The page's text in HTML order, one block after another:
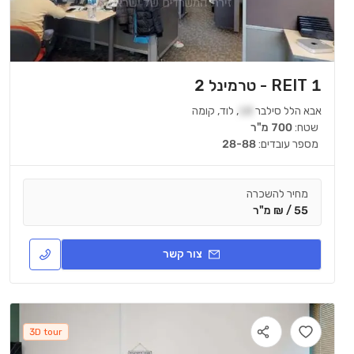
REIT 1 - טרמינל 2
אבא הלל סילבר , לוד, קומה
שטח:700 מ"ר
מספר עובדים:28-88
מחיר להשכרה
55 / ₪ מ"ר
צור קשר
3D tour